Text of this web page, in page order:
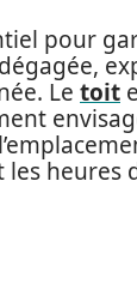
pour
Le toit
heures